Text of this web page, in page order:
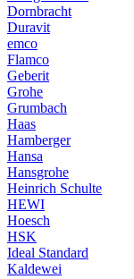
Dornbracht
Duravit
emco
Flamco
Geberit
Grohe
Grumbach
Haas
Hamberger
Hansa
Hansgrohe
Heinrich Schulte
HEWI
Hoesch
HSK
Ideal Standard
Kaldewei